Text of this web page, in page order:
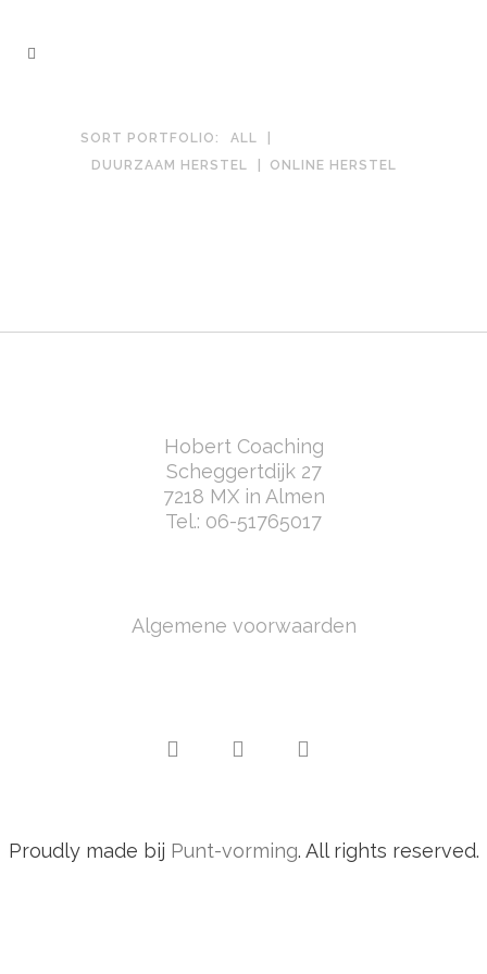
SORT PORTFOLIO:
ALL
DUURZAAM HERSTEL
ONLINE HERSTEL
Hobert Coaching
Scheggertdijk 27
7218 MX in Almen
Tel.: 06-51765017
Algemene voorwaarden
Proudly made bij Punt-vorming. All rights reserved.